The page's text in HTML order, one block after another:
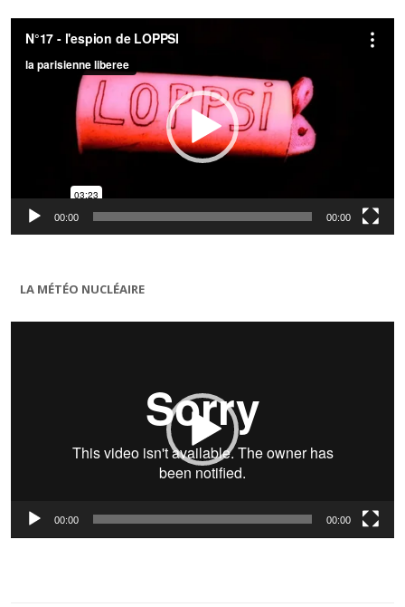
Lecteur
vidéo
00:00 00:00
LA MÉTÉO NUCLÉAIRE
Lecteur
00:00 00:00